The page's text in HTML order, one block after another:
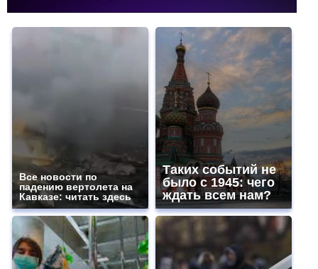
Все новости по
падению вертолета на
Кавказе: читать здесь
Таких событий не
было с 1945: чего
ждать всем нам?